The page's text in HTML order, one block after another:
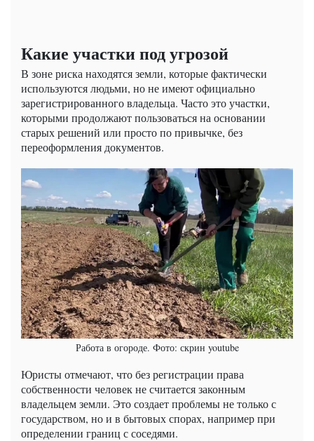
Какие участки под угрозой
В зоне риска находятся земли, которые фактически
используются людьми, но не имеют официально
зарегистрированного владельца. Часто это участки,
которыми продолжают пользоваться на основании
старых решений или просто по привычке, без
переоформления документов.
Работа в огороде. Фото: скрин youtube
Юристы отмечают, что без регистрации права
собственности человек не считается законным
владельцем земли. Это создает проблемы не только с
государством, но и в бытовых спорах, например при
определении границ с соседями.